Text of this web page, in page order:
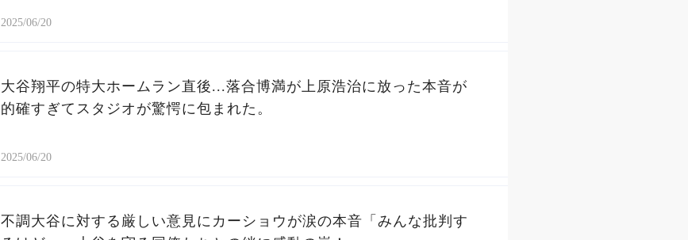
2025/06/20
大谷翔平の特大ホームラン直後...落合博満が上原浩治に放った本音が
的確すぎてスタジオが驚愕に包まれた。
2025/06/20
不調大谷に対する厳しい意見にカーショウが涙の本音「みんな批判す